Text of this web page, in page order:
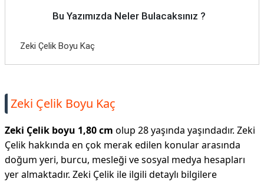
Bu Yazımızda Neler Bulacaksınız ?
Zeki Çelik Boyu Kaç
Zeki Çelik Boyu Kaç
Zeki Çelik boyu 1,80 cm olup 28 yaşında yaşındadır. Zeki
Çelik hakkında en çok merak edilen konular arasında
doğum yeri, burcu, mesleği ve sosyal medya hesapları
yer almaktadır. Zeki Çelik ile ilgili detaylı bilgilere